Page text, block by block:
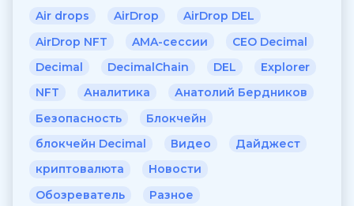
Air drops AirDrop
AirDrop DEL
AirDrop NFT
AMA-сессии
CEO Decimal
Decimal
DecimalChain DEL
Explorer
NFT
Аналитика
Анатолий Бердников
Безопасность
Блокчейн
блокчейн Decimal
Видео
Дайджест
криптовалюта
Новости
Обозреватель
Разное